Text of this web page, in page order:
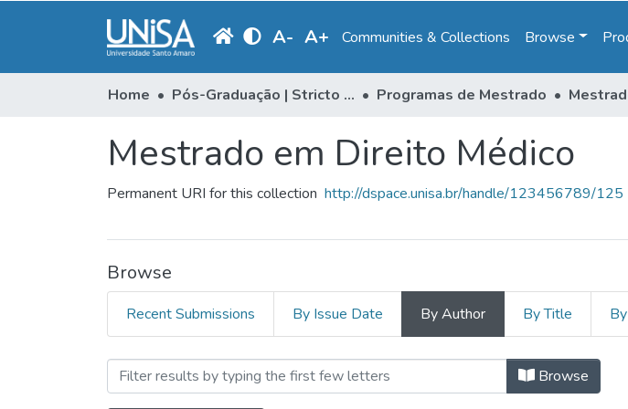
A- A+ Communities & Collections Browse
Home Pós-Graduação | Stricto Sensu Programas de Mestrado
Mestrado em Direito Médico
Permanent URI for this collection http://dspace.unisa.br/handle/123456789/125
Browse
Recent Submissions By Issue Date By Author By Title
Browsing Mestrado em Direito Médico by
Browse